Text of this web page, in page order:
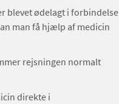
blevet ødelagt i forbindelse
man få hjælp af medicin
rejsningen normalt
direkte i